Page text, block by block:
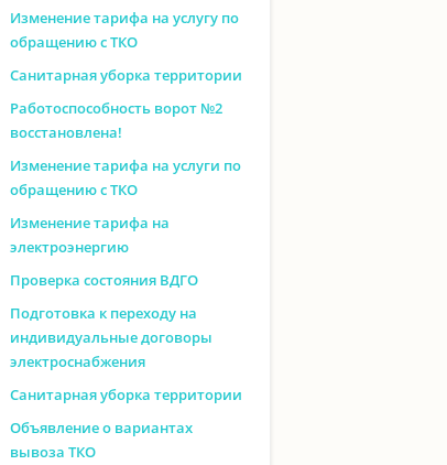
Изменение тарифа на услугу по
обращению с ТКО
Санитарная уборка территории
Работоспособность ворот №2
восстановлена!
Изменение тарифа на услуги по
обращению с ТКО
Изменение тарифа на
электроэнергию
Проверка состояния ВДГО
Подготовка к переходу на
индивидуальные договоры
электроснабжения
Санитарная уборка территории
Объявление о вариантах
вывоза ТКО